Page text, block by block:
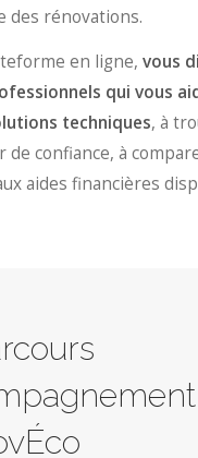
rénovations.
en ligne, vous
qui vous
techniques, à
confiance, à
aides financières